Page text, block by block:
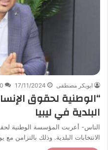
ابوبكر مصطفى 17/11/2024
0
“الوطنية لحقوق
البلدية في ليبيا
الناس- أعربت المؤسسة الوطنية
الانتخابات البلدية. وذلك بالتزامن